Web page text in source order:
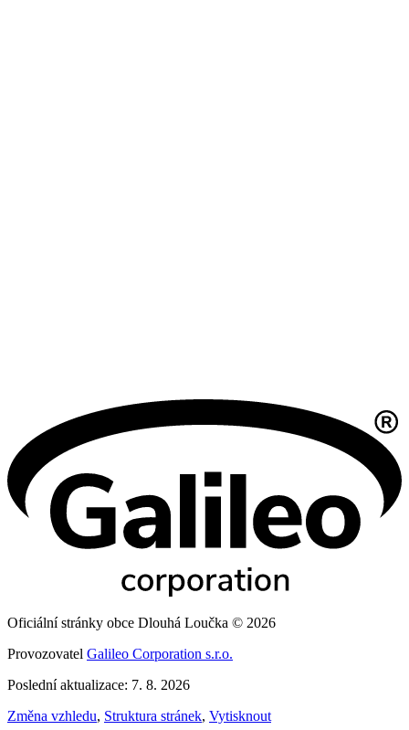
Oficiální stránky obce Dlouhá Loučka © 2026
Provozovatel Galileo Corporation s.r.o.
Poslední aktualizace: 7. 8. 2026
Změna vzhledu, Struktura stránek, Vytisknout